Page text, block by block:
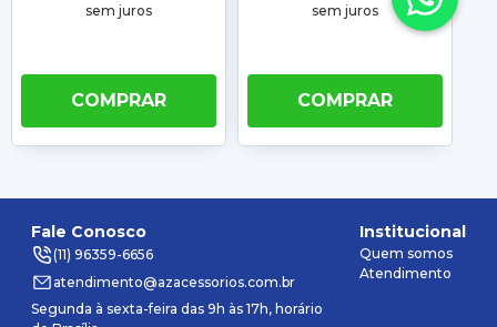
sem juros
COMPRAR
sem juros
COMPRAR
Fale Conosco
(11) 96359-6656
atendimento@azacessorios.com.br
Segunda à sexta-feira das 9h às 17h, horário
Institucional
Quem somos
Atendimento